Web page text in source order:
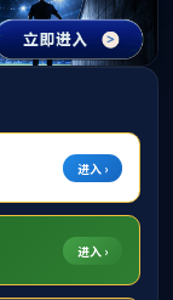
122cc太阳集成游
见贤思齐，习近
徐春晓：需要我